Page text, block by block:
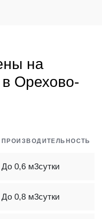
на
Орехово-
ПРОИЗВОДИТЕЛЬНОСТЬ
До 0,6 м3сутки
До 0,8 м3сутки